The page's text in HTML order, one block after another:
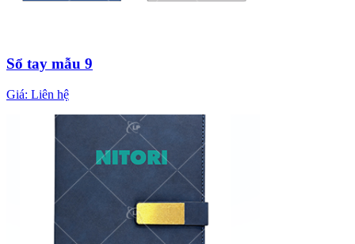
Sổ tay mẫu 9
Giá: Liên hệ